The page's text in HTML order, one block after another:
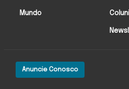
Anuncie Conosco
Mundo